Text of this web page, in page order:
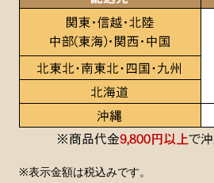
※表示金額は税込みです。